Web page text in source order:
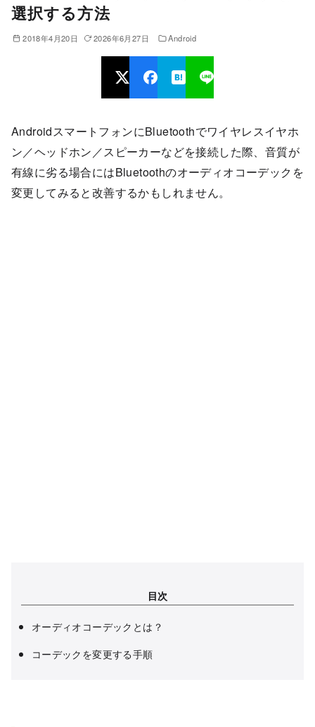
選択する方法
2018年4月20日 2026年6月27日 Android
AndroidスマートフォンにBluetoothでワイヤレスイヤホ
ン／ヘッドホン／スピーカーなどを接続した際、音質が
有線に劣る場合にはBluetoothのオーディオコーデックを
変更してみると改善するかもしれません。
目次
オーディオコーデックとは？
コーデックを変更する手順